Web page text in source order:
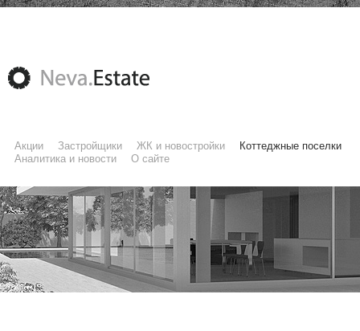
Акции Застройщики ЖК и новостройки
Коттеджные поселки
Аналитика и новости
О сайте